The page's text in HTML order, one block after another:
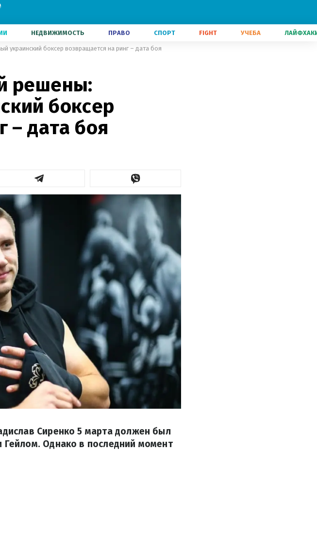
НЕДВИЖИМОСТЬ ПРАВО СПОРТ FIGHT УЧЕБА
украинский боксер возвращается на ринг – дата боя
решены:
боксер
– дата боя
Сиренко 5 марта должен был
Однако в последний момент